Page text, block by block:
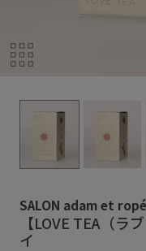
SALON adam et ropé
【LOVE TEA（ラ
イ